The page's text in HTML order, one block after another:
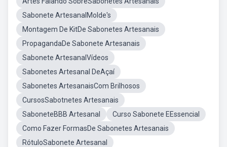
Sabonete ArtesanalMolde's
Montagem De KitDe Sabonetes Artesanais
PropagandaDe Sabonete Artesanais
Sabonete ArtesanalVídeos
Sabonetes Artesanal DeAçaí
Sabonetes ArtesanaisCom Brilhosos
CursosSabotnetes Artesanais
SaboneteBBB Artesanal
Curso Sabonete EEssencial
Como Fazer FormasDe Sabonetes Artesanais
RótuloSabonete Artesanal